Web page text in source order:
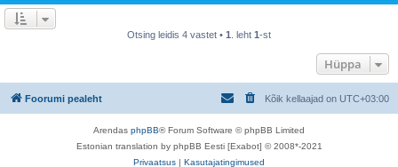
Otsing leidis 4 vastet • 1 . leht 1-st
Hüppa
Foorumi pealeht Kõik kellaajad on UTC+03:00
Arendas phpBB® Forum Software © phpBB Limited
Estonian translation by phpBB Eesti [Exabot] © 2008*-2021
Privaatsus | Kasutajatingimused